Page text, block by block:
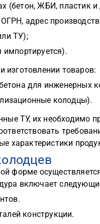
(бетон, ЖБИ, пластик и
адрес
ТУ);
импортируется).
товаров:
для инженерных
колодцы).
ТУ, их необходимо
характеристики
форме
включает
конструкции.